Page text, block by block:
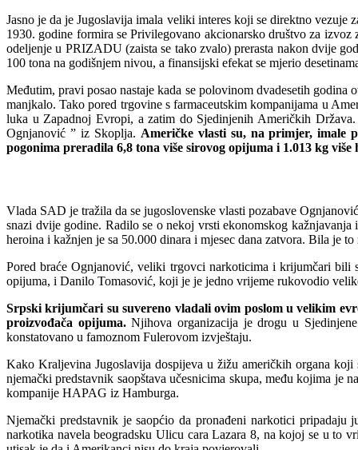
Jasno je da je Jugoslavija imala veliki interes koji se direktno
1930. godine formira se Privilegovano akcionarsko društvo za
odeljenje u PRIZADU (zaista se tako zvalo) prerasta nakon dvije
100 tona na godišnjem nivou, a finansijski efekat se mjerio
Međutim, pravi posao nastaje kada se polovinom dvadesetih
manjkalo. Tako pored trgovine s farmaceutskim kompanijama u
luka u Zapadnoj Evropi, a zatim do Sjedinjenih Američkih
Ognjanović ” iz Skoplja. Američke vlasti su, na primjer, imale
pogonima preradila 6,8 tona više sirovog opijuma i 1.013 kg
Vlada SAD je tražila da se jugoslovenske vlasti pozabave
snazi dvije godine. Radilo se o nekoj vrsti ekonomskog
heroina i kažnjen je sa 50.000 dinara i mjesec dana zatvora. Bila je
Pored braće Ognjanović, veliki trgovci narkoticima i krijumčari bili
opijuma, i Danilo Tomasović, koji je je jedno vrijeme rukovodio
Srpski krijumčari su suvereno vladali ovim poslom u velikim
proizvođača opijuma.Njihova organizacija je drogu u
konstatovano u famoznom Fulerovom izvještaju.
Kako Kraljevina Jugoslavija dospijeva u žižu američkih organa
njemački predstavnik saopštava učesnicima skupa, među kojima
kompanije HAPAG iz Hamburga.
Njemački predstavnik je saopćio da pronađeni narkotici pripadaju
narkotika navela beogradsku Ulicu cara Lazara 8, na kojoj se u to